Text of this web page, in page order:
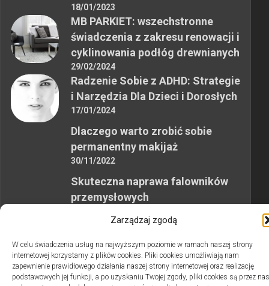
Zarządzaj zgodą
W celu świadczenia usług na najwyższym poziomie w ramach naszej strony
internetowej korzystamy z plików cookies. Pliki cookies umożliwiają nam
zapewnienie prawidłowego działania naszej strony internetowej oraz realizację
podstawowych jej funkcji, a po uzyskaniu Twojej zgody, pliki cookies są przez nas
18/01/2023
MB PARKIET: wszechstronne
świadczenia z zakresu renowacji i
cyklinowania podłóg drewnianych
29/02/2024
Radzenie Sobie z ADHD: Strategie
i Narzędzia Dla Dzieci i Dorosłych
17/01/2024
Dlaczego warto zrobić sobie
permanentny makijaż
30/11/2022
Skuteczna naprawa falowników
przemysłowych